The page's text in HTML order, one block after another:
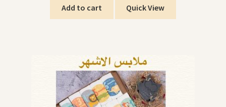
Add to cart Quick View